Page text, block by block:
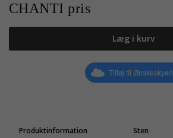
CHANTI pris
Læg i kurv
Tilføj til Ønskeskyen
Produktinformation
Sten